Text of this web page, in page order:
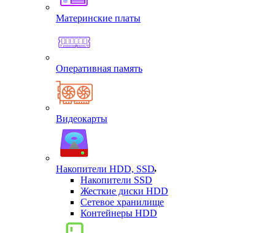
Материнские платы
Оперативная память
Видеокарты
Накопители HDD, SSD
Накопители SSD
Жесткие диски HDD
Сетевое хранилище
Контейнеры HDD